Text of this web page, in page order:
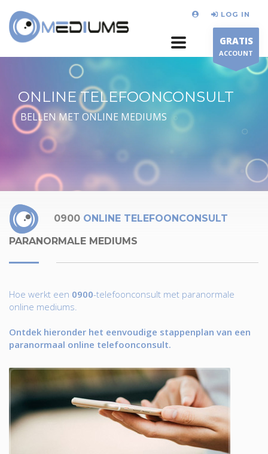
LOG IN
GRATIS
ACCOUNT
ONLINE TELEFOONCONSULT
BELLEN MET ONLINE MEDIUMS
0900 ONLINE TELEFOONCONSULT
PARANORMALE MEDIUMS
Hoe werkt een 0900-telefoonconsult met paranormale
online mediums.
Ontdek hieronder het eenvoudige stappenplan van een
paranormaal online telefoonconsult.